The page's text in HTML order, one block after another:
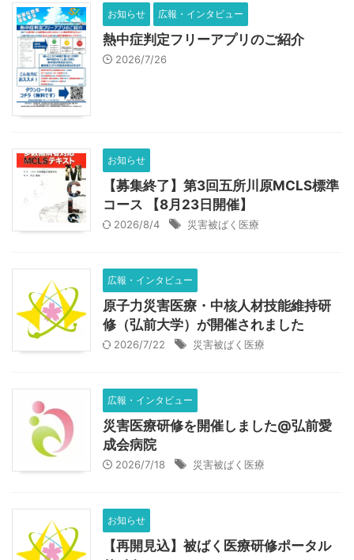
お知らせ 広報・インタビュー
熱中症判定フリーアプリのご紹介
2026/7/26
お知らせ
【募集終了】第3回五所川原MCLS標準
コース 【8月23日開催】
2026/8/4 災害被ばく医療
広報・インタビュー
原子力災害医療・中核人材技能維持研
修（弘前大学）が開催されました
2026/7/22 災害被ばく医療
広報・インタビュー
災害医療研修を開催しました@弘前愛
成会病院
2026/7/18 災害被ばく医療
お知らせ
【再開見込】被ばく医療研修ポータル